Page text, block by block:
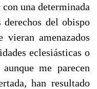
una determinada
del obispo
amenazados
eclesiásticas o
me parecen
han resultado